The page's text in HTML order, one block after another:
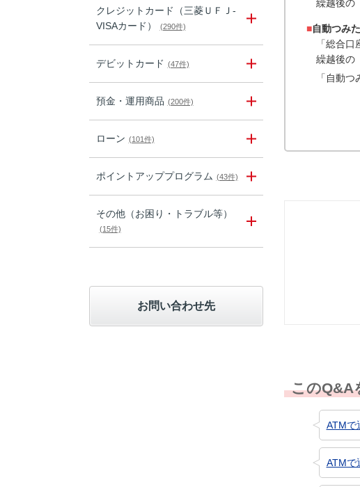
クレジットカード（三菱ＵＦＪ-
VISAカード）
(290件)
デビットカード (47件)
預金・運用商品 (200件)
ローン (101件)
ポイントアッププログラム (43件)
その他（お困り・トラブル等）
(15件)
お問い合わせ先
繰越後の
■自動つみ
「総合
繰越後の
「自動
このQ&A
ATMで
ATMで